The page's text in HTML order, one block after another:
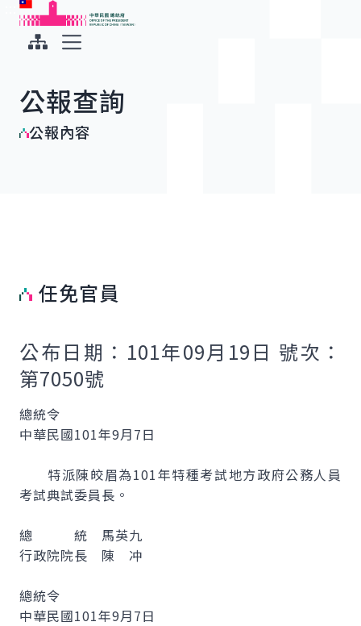
跳到主要內容
中華民國總統府
公報查詢
公報內容
任免官員
公布日期：101年09月19日 號次：
第7050號
總統令
中華民國101年9月7日
特派陳皎眉為101年特種考試地方政府公務人員
考試典試委員長。
總 統 馬英九
行政院院長 陳 冲
總統令
中華民國101年9月7日